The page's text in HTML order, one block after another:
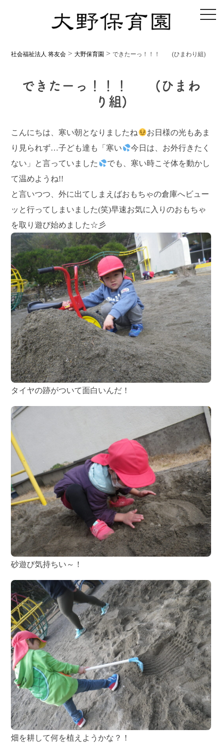
社会福祉法人 将友会 >大野保育園 >できたーっ！！！ (ひまわり組)
できたーっ！！！ (ひまわ
り組)
こんにちは、寒い朝となりましたね
お日様の光もあま
り見られず…子ども達も「寒い
今日は、お外行きたく
ない」と言っていました
でも、寒い時こそ体を動かし
て温めようね!!
と言いつつ、外に出てしまえばおもちゃの倉庫へビュー
ッと行ってしまいました(笑)早速お気に入りのおもちゃ
を取り遊び始めました☆彡
タイヤの跡がついて面白いんだ！
砂遊び気持ちい～！
畑を耕して何を植えようかな？！